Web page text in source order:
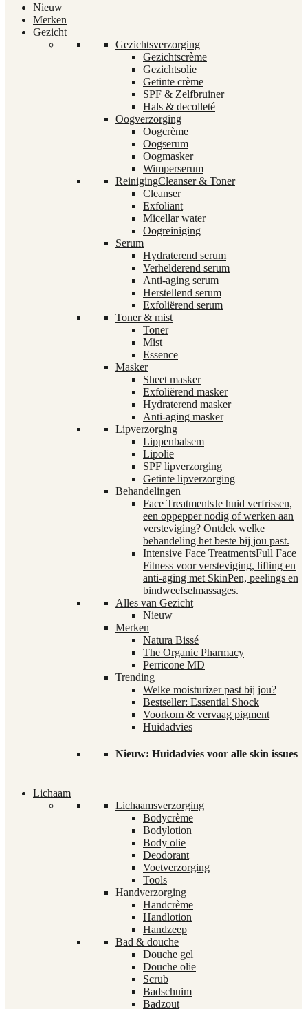
Nieuw
Merken
Gezicht
Gezichtsverzorging
Gezichtscrème
Gezichtsolie
Getinte crème
SPF & Zelfbruiner
Hals & decolleté
Oogverzorging
Oogcrème
Oogserum
Oogmasker
Wimperserum
ReinigingCleanser & Toner
Cleanser
Exfoliant
Micellar water
Oogreiniging
Serum
Hydraterend serum
Verhelderend serum
Anti-aging serum
Herstellend serum
Exfoliërend serum
Toner & mist
Toner
Mist
Essence
Masker
Sheet masker
Exfoliërend masker
Hydraterend masker
Anti-aging masker
Lipverzorging
Lippenbalsem
Lipolie
SPF lipverzorging
Getinte lipverzorging
Behandelingen
Face TreatmentsJe huid verfrissen,
een oppepper nodig of werken aan
versteviging? Ontdek welke
behandeling het beste bij jou past.
Intensive Face TreatmentsFull Face
Fitness voor versteviging, lifting en
anti-aging met SkinPen, peelings en
bindweefselmassages.
Alles van Gezicht
Nieuw
Merken
Natura Bissé
The Organic Pharmacy
Perricone MD
Trending
Welke moisturizer past bij jou?
Bestseller: Essential Shock
Voorkom & vervaag pigment
Huidadvies
Nieuw: Huidadvies voor alle skin issues
Lichaam
Lichaamsverzorging
Bodycrème
Bodylotion
Body olie
Deodorant
Voetverzorging
Tools
Handverzorging
Handcrème
Handlotion
Handzeep
Bad & douche
Douche gel
Douche olie
Scrub
Badschuim
Badzout